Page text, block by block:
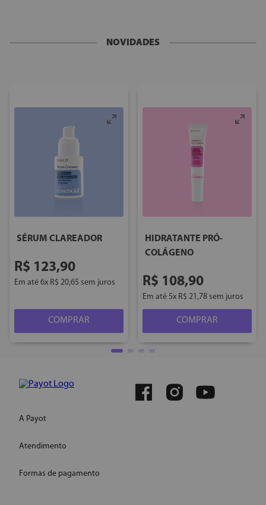
NOVIDADES
SÉRUM CLAREADOR
R$ 123,90
Em até 6x R$ 20,65 sem juros
COMPRAR
HIDRATANTE PRÓ-
COLÁGENO
R$ 108,90
Em até 5x R$ 21 ,78 sem juros
COMPRAR
A Payot
Quem somos
Atendimento
WhatsApp
Formas de pagamento